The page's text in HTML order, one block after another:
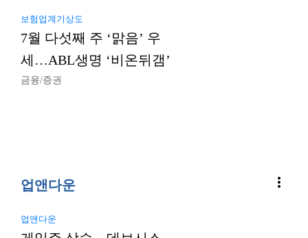
보험업계기상도
7월 다섯째 주 ‘맑음’ 우
세…ABL생명 ‘비온뒤갬’
금융/증권
업앤다운 more_vert
업앤다운